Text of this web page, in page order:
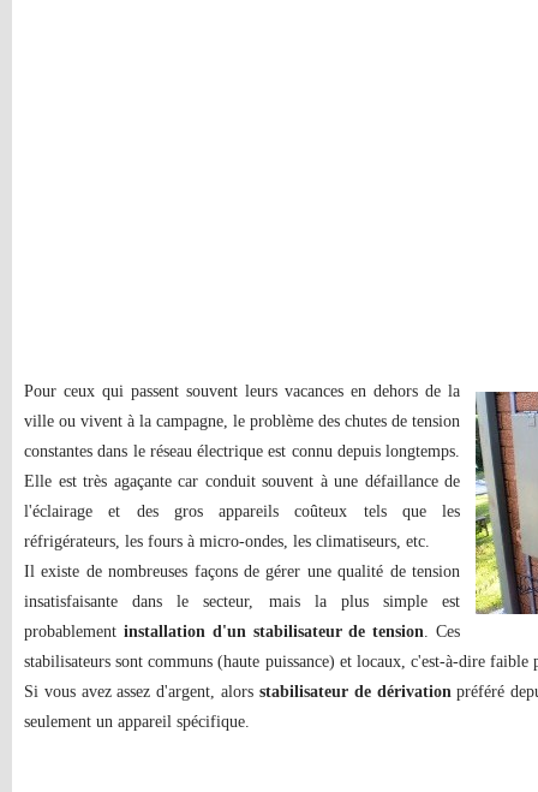
Pour ceux qui passent souvent leurs vacances en dehors de la
ville ou vivent à la campagne, le problème des chutes de tension
constantes dans le réseau électrique est connu depuis longtemps.
Elle est très agaçante car conduit souvent à une défaillance de
l'éclairage et des gros appareils coûteux tels que les
réfrigérateurs, les fours à micro-ondes, les climatiseurs, etc.
Il existe de nombreuses façons de gérer une qualité de tension
insatisfaisante dans le secteur, mais la plus simple est
probablement installation d'un stabilisateur de tension. Ces
stabilisateurs sont communs (haute puissance) et locaux, c'est-à-dire
Si vous avez assez d'argent, alors stabilisateur de dérivationpréféré
seulement un appareil spécifique.